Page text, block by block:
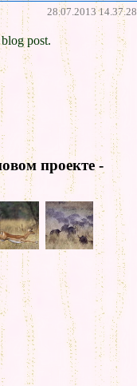
28.07.2013 14.37.28
post.
проекте -